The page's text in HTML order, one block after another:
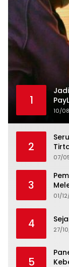
1
10/
2
07/
3
01/
4 27/
5